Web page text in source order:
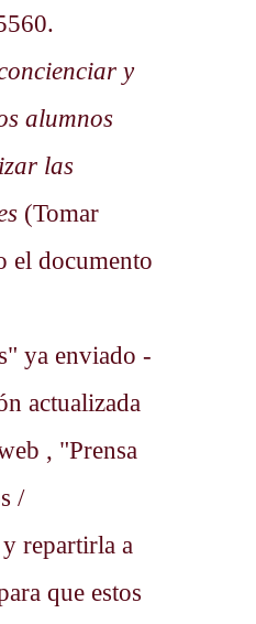
y
alumnos
las
(Tomar
el documento
ya enviado -
actualizada
, "Prensa
/
repartirla a
que estos